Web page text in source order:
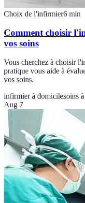
Choix de l'infirmier6 min
Comment choisir
vos soins
Vous cherchez à choisir
pratique vous aide à
vos soins.
infirmier à domicilesoins
Aug 7